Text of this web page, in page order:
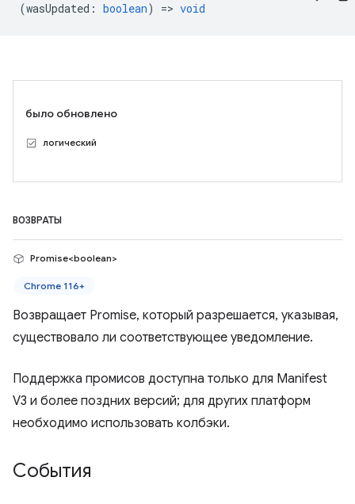
(wasUpdated : boolean) => void
было обновлено
логический
ВОЗВРАТЫ
Promise<boolean>
Chrome 116+
Возвращает Promise, который разрешается, указывая,
существовало ли соответствующее уведомление.
Поддержка промисов доступна только для Manifest
V3 и более поздних версий; для других платформ
необходимо использовать колбэки.
События